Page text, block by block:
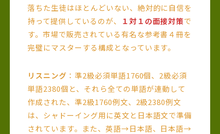
落ちた生徒はほとんどいない、絶対的に自信を
持って提供しているのが、
１対１の面接対策で
す。市場で販売されている有名な参考書４冊を
完璧にマスターする構成となっています。
リスニング ：準2級必須単語1760個、2級必須
単語2380個と、それら全ての単語が連動して
作成された、準2級1760例文、2級2380例文
は、シャドーイング用に英文と日本語文で準備
されています。また、英語→日本語、日本語→